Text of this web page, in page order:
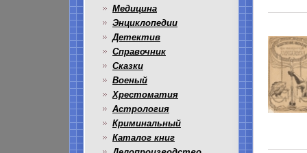
Медицина
Энциклопедии
Детектив
Справочник
Сказки
Военый
Хрестоматия
Астрология
Криминальный
Каталог книг